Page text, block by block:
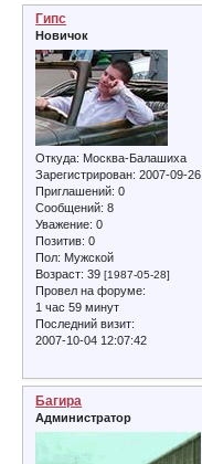
Гипс
Новичок
Откуда: Москва-Балашиха
Зарегистрирован: 2007-09-26
Приглашений: 0
Сообщений: 8
Уважение: 0
Позитив: 0
Пол: Мужской
Возраст: 39[1987-05-28]
Провел на форуме:
1 час 59 минут
Последний визит:
2007-10-04 12:07:42
Багира
Администратор